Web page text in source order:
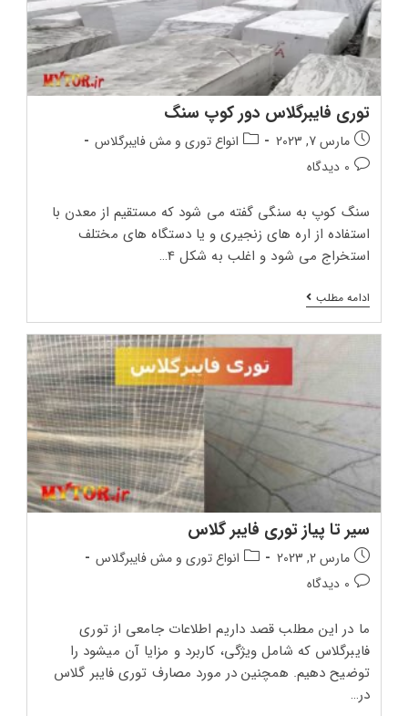
توری فایبرگلاس دور کوپ سنگ
تاریخ
انتشار
پست:
مارس 7, 2023
دسته‌بندی
انواع توری و مش فایبرگلاس
دیدگاه‌های
0 دیدگاه
سنگ کوپ به سنگی گفته می شود که مستقیم از معدن با
استفاده از اره های زنجیری و یا دستگاه های مختلف
استخراج می شود و اغلب به شکل 4…
ادامه مطلبتوری
فایبرگلاس
دور
سیر تا پیاز توری فایبر گلاس
تاریخ
انتشار
پست:
مارس 2, 2023
دسته‌بندی
انواع توری و مش فایبرگلاس
دیدگاه‌های
0 دیدگاه
ما در این مطلب قصد داریم اطلاعات جامعی از توری
فایبرگلاس که شامل ویژگی، کاربرد و مزایا آن میشود را
توضیح دهیم. همچنین در مورد مصارف توری فایبر گلاس
در…